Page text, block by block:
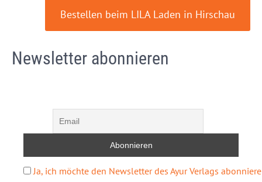
Bestellen beim LILA Laden in Hirschau
Newsletter abonnieren
Ja, ich möchte den Newsletter des Ayur Verlags